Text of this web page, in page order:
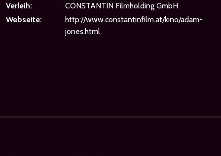
Verleih:
CONSTANTIN Filmholding GmbH
Webseite:
http://www.constantinfilm.at/kino/adam-
jones.html